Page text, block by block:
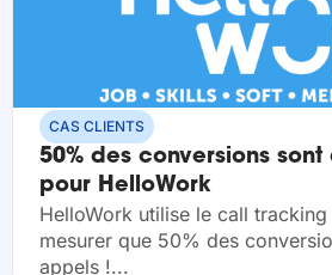
CAS CLIENTS
50% des conversions
pour HelloWork
HelloWork utilise le call
mesurer que 50% des
appels !...